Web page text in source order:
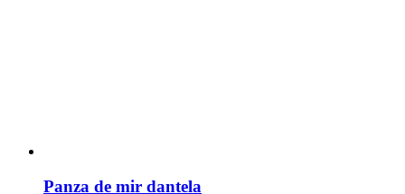
Panza de mir dantela